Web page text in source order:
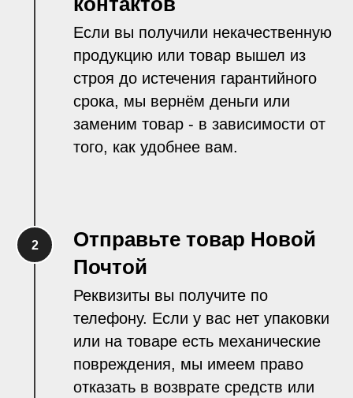
Если вы получили некачественную
продукцию или товар вышел из
строя до истечения гарантийного
срока, мы вернём деньги или
заменим товар - в зависимости от
того, как удобнее вам.
Отправьте товар Новой
Почтой
Реквизиты вы получите по
телефону. Если у вас нет упаковки
или на товаре есть механические
повреждения, мы имеем право
отказать в возврате средств или